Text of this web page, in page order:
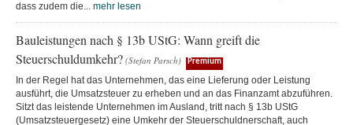
dass zudem die... mehr lesen
Bauleistungen nach § 13b UStG: Wann greift die
Steuerschuldumkehr? (Stefan Parsch) Premium
In der Regel hat das Unternehmen, das eine Lieferung oder Leistung
ausführt, die Umsatzsteuer zu erheben und an das Finanzamt abzuführen.
Sitzt das leistende Unternehmen im Ausland, tritt nach § 13b UStG
(Umsatzsteuergesetz) eine Umkehr der Steuerschuldnerschaft, auch